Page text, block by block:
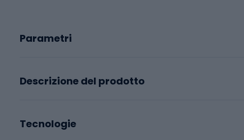
Parametri
Descrizione del prodotto
Tecnologie